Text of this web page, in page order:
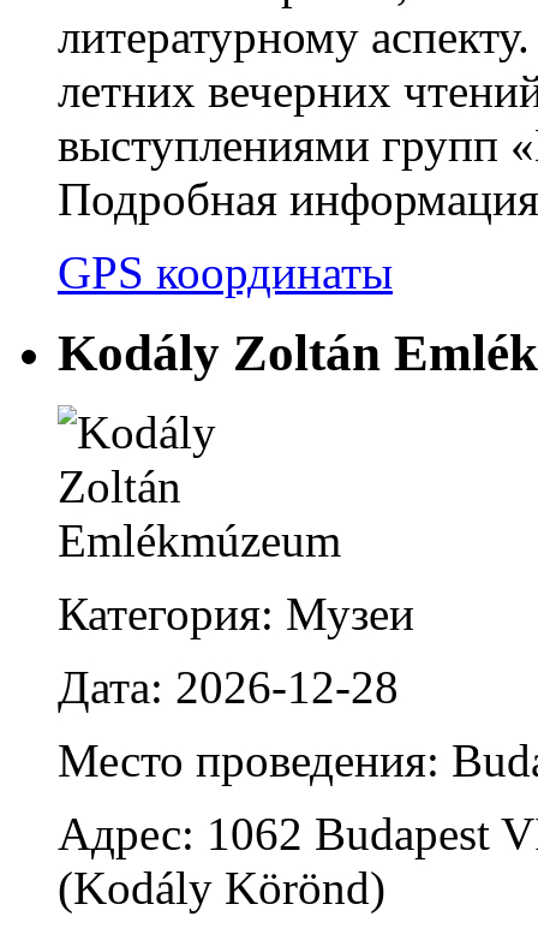
литературному
летних вечерних
выступлениями групп
Подробная
GPS координаты
Kodály Zoltán
Категория: Музеи
Дата: 2026-12-28
Место проведения:
Адрес: 1062 Budapest
(Kodály Körönd)